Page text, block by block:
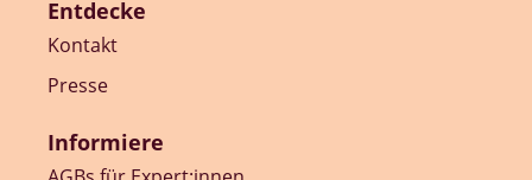
Entdecke
Kontakt
Presse
Informiere